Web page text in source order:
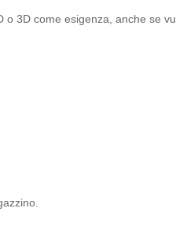
3D come esigenza, anche se